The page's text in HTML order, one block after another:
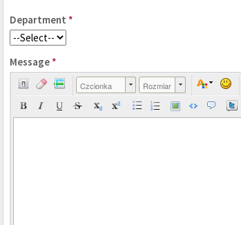
Department *
Message *
Czcionka Rozmiar